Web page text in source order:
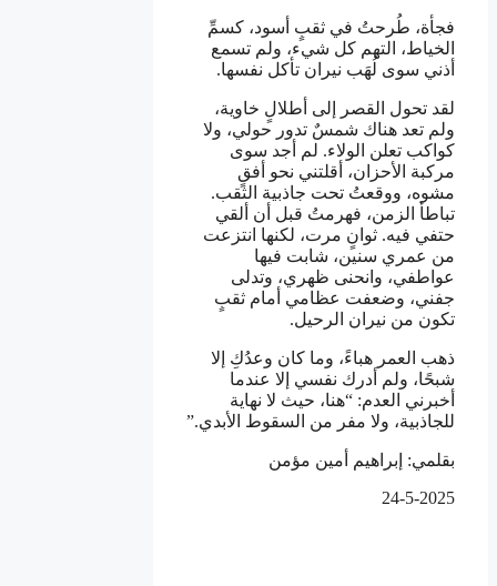
فجأة، طُرحتُ في ثقبٍ أسود، كسمِّ
الخياط، التهم كل شيء، ولم تسمع
أذني سوى لُهَب نيران تأكل نفسها.
لقد تحول القصر إلى أطلالٍ خاوية،
ولم تعد هناك شمسٌ تدور حولي، ولا
كواكب تعلن الولاء. لم أجد سوى
مركبة الأحزان، أقلتني نحو أفقٍ
مشوه، ووقعتُ تحت جاذبية الثقب.
تباطأ الزمن، فهرمتُ قبل أن ألقي
حتفي فيه. ثوانٍ مرت، لكنها انتزعت
من عمري سنين، شابت فيها
عواطفي، وانحنى ظهري، وتدلى
جفني، وضعفت عظامي أمام ثقبٍ
تكون من نيران الرحيل.
ذهب العمر هباءً، وما كان وعدُكِ إلا
شبحًا، ولم أدرك نفسي إلا عندما
أخبرني العدم: “هنا، حيث لا نهاية
للجاذبية، ولا مفر من السقوط الأبدي.”
بقلمي: إبراهيم أمين مؤمن
24-5-2025